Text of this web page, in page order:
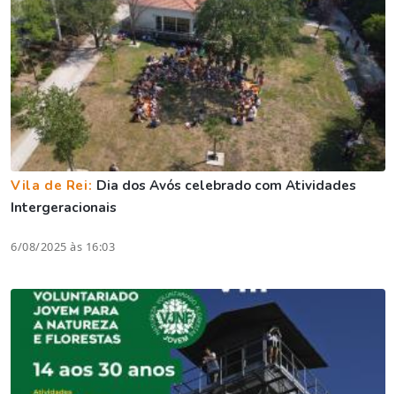
Vila de Rei: Dia dos Avós celebrado com Atividades
Intergeracionais
6/08/2025 às 16:03